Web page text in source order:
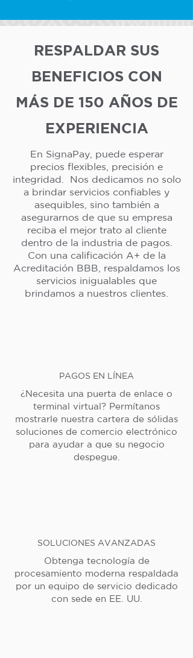
RESPALDAR SUS
BENEFICIOS CON
MÁS DE 150 AÑOS DE
EXPERIENCIA
En SignaPay, puede esperar
precios flexibles, precisión e
integridad. Nos dedicamos no solo
a brindar servicios confiables y
asequibles, sino también a
asegurarnos de que su empresa
reciba el mejor trato al cliente
dentro de la industria de pagos.
Con una calificación A+ de la
Acreditación BBB, respaldamos los
servicios inigualables que
brindamos a nuestros clientes.
PAGOS EN LÍNEA
¿Necesita una puerta de enlace o
terminal virtual? Permítanos
mostrarle nuestra cartera de sólidas
soluciones de comercio electrónico
para ayudar a que su negocio
despegue.
SOLUCIONES AVANZADAS
Obtenga tecnología de
procesamiento moderna respaldada
por un equipo de servicio dedicado
con sede en EE. UU.